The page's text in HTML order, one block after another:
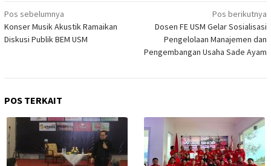
Navigasi
pos
Pos sebelumnya
Konser Musik Akustik Ramaikan
Diskusi Publik BEM USM
Pos berikutnya
Dosen FE USM Gelar Sosialisasi
Pengelolaan Manajemen dan
Pengembangan Usaha Sade Ayam
POS TERKAIT